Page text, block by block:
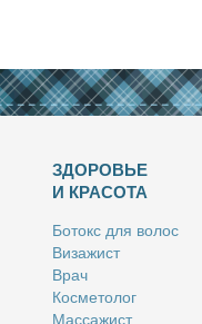
ЗДОРОВЬЕ
И КРАСОТА
Бо­токс для во­лос
Ви­за­жист
Врач
Кос­ме­то­лог
Мас­са­жист